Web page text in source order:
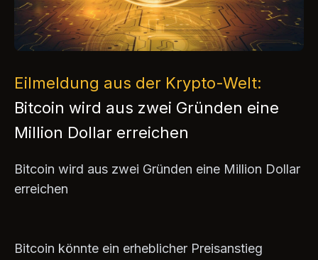
Eilmeldung aus der Krypto-Welt:
Bitcoin wird aus zwei Gründen eine
Million Dollar erreichen
Bitcoin wird aus zwei Gründen eine Million Dollar
erreichen
Bitcoin könnte ein erheblicher Preisanstieg